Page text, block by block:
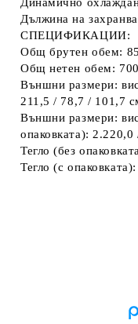
Дължина на
СПЕЦИФИКАЦИИ:
Общ брутен обем:
Общ нетен обем:
Външни размери:
211,5 / 78,7 / 101,7
Външни размери:
опаковката):
Тегло (без
Тегло (с